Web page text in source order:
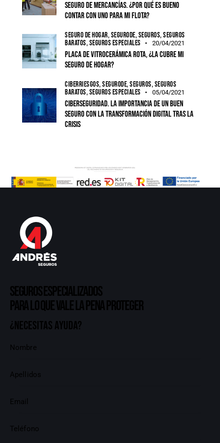
Seguro de mercancías. ¿Por qué es bueno
contar con uno para mi flota?
SEGURO DE HOGAR,SEGURODE,SEGUROS,SEGUROS
BARATOS,SEGUROS ESPECIALES 20/04/2021
Placa de vitrocerámica rota, ¿la cubre mi
seguro de hogar?
CIBERRIESGOS,SEGURODE,SEGUROS,SEGUROS
BARATOS,SEGUROS ESPECIALES 05/04/2021
Ciberseguridad. La importancia de un buen
seguro con la transformación digital tras la
crisis
Seguros especializados
para lo que vale la pena proteger
¿Necesitas ayuda?